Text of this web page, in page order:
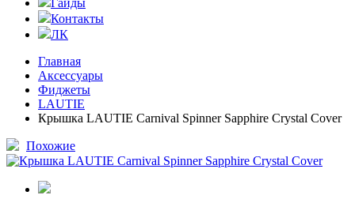
Гайды
Контакты
ЛК
Главная
Аксессуары
Фиджеты
LAUTIE
Крышка LAUTIE Carnival Spinner Sapphire Crystal Cover
Похожие